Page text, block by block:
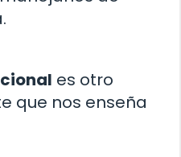
es otro
que nos enseña